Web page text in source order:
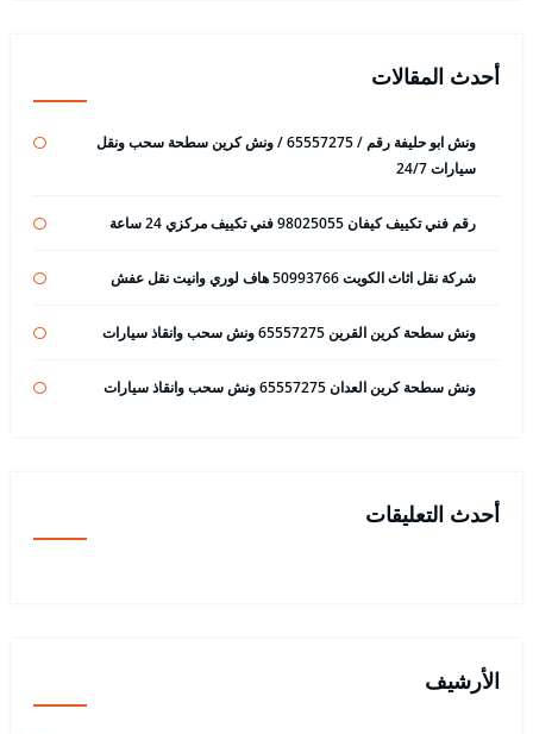
أحدث المقالات
ونش ابو حليفة رقم / 65557275 / ونش كرين سطحة سحب ونقل
سيارات 24/7
رقم فني تكييف كيفان 98025055 فني تكييف مركزي 24 ساعة
شركة نقل اثاث الكويت 50993766 هاف لوري وانيت نقل عفش
ونش سطحة كرين القرين 65557275 ونش سحب وانقاذ سيارات
ونش سطحة كرين العدان 65557275 ونش سحب وانقاذ سيارات
أحدث التعليقات
الأرشيف